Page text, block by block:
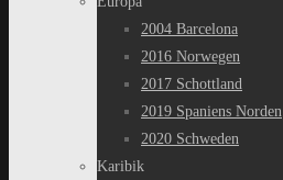
2004 Barcelona
2016 Norwegen
2017 Schottland
2019 Spaniens Norden
2020 Schweden
Karibik